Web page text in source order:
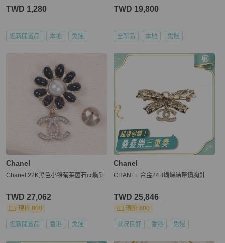
TWD 1,280
近新閒置品 本地 免運
TWD 19,800
全新品 本地 免運
Chanel
Chanel 22K黑色小雏菊莱茵石cc胸针
TWD 27,062
現折 800
近新閒置品 香港 免運
Chanel
CHANEL 合金24B蝴蝶結帶鑽胸針
TWD 25,846
現折 800
狀況良好 香港 免運